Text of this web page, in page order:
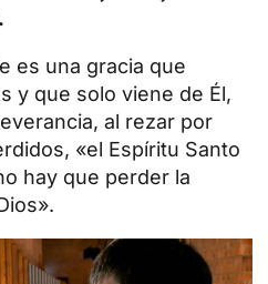
es una gracia que
y que solo viene de Él,
al rezar por
«el Espíritu Santo
hay que perder la